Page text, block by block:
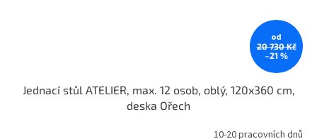
od
20 730 Kč
–21 %
Jednací stůl ATELIER, max. 12 osob, oblý, 120x360 cm,
deska Ořech
10-20 pracovních dnů